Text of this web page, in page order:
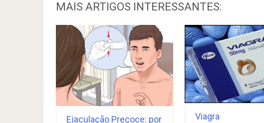
MAIS ARTIGOS INTERESSANTES:
Ejaculação Precoce: por
Viagra